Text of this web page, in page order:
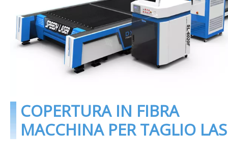
COPERTURA IN FIBRA
MACCHINA PER TAGLIO